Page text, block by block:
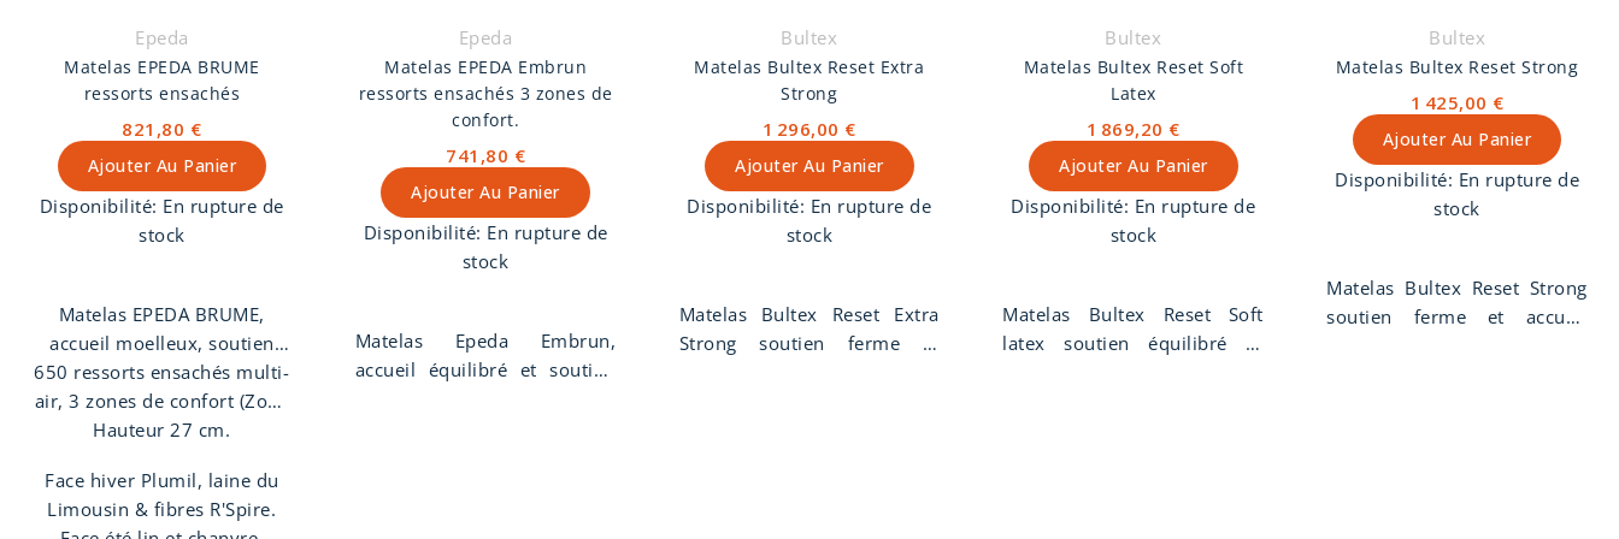
Epeda
Matelas EPEDA BRUME
ressorts ensachés
821,80 €
Ajouter Au Panier
Disponibilité: En rupture de
stock
Matelas EPEDA BRUME,
accueil moelleux, soutien
ferme.
650 ressorts ensachés multi-
air, 3 zones de confort (Zone
bassin renforcée pour un
dos).
Hauteur 27 cm.
Face hiver Plumil, laine du
Limousin & fibres R'Spire.
Epeda
Matelas EPEDA Embrun
ressorts ensachés 3 zones de
confort.
741,80 €
Ajouter Au Panier
Disponibilité: En rupture de
stock
Matelas Epeda Embrun,
accueil équilibré et soutien
Bultex
Matelas Bultex Reset Extra
Strong
1 296,00 €
Ajouter Au Panier
Disponibilité: En rupture de
stock
Matelas Bultex Reset Extra
Strong soutien ferme et
Bultex
Matelas Bultex Reset Soft
Latex
1 869,20 €
Ajouter Au Panier
Disponibilité: En rupture de
stock
Matelas Bultex Reset Soft
latex soutien équilibré et
Bultex
Matelas Bultex Reset Strong
1 425,00 €
Ajouter Au Panier
Disponibilité: En rupture de
stock
Matelas Bultex Reset Strong
soutien ferme et accueil